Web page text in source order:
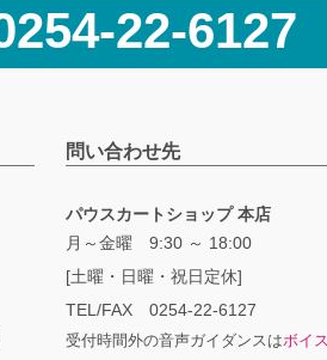
22-6127
問い合わせ先
パウスカートショップ 本店
月～金曜 9:30 ～ 18:00
[土曜・日曜・祝日定休]
TEL/FAX 0254-22-6127
受付時間外の音声ガイダンスはボイ